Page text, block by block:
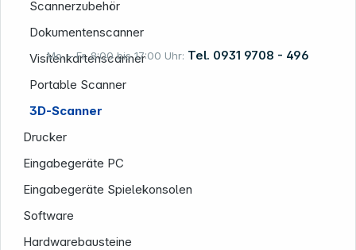
Mo. – Fr. 8:00 bis 17:00 Uhr: Tel. 0931 9708 - 496
Scannerzubehör
Dokumentenscanner
Visitenkartenscanner
Portable Scanner
3D-Scanner
Drucker
Eingabegeräte PC
Eingabegeräte Spielekonsolen
Software
Hardwarebausteine
Rechtliches
Folgen Sie uns auf